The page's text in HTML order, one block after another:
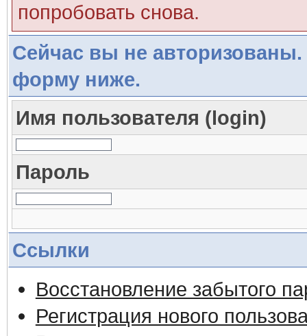
попробовать снова.
Сейчас вы не авторизованы.
форму ниже.
Имя пользователя (login)
Пароль
Ссылки
Восстановление забытого
Регистрация нового